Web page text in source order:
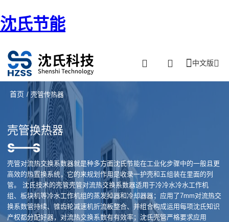
沈氏节能
中文版
首页 / 壳管传热器
壳管换热器
壳管对流热交换系数器就是种多方面沈氏节能在工业化步骤中的一般且更
高效的热置换系统，它的来规划作用是收录一护壳和五组装在里面的列
管。 沈氏技术的壳管壳管对流热交换系数器适用于冷冷水冷水工作机
组、板块机等冷水工作机组的蒸发掉器和冷却器器；应用了7mm对流热交
换系数管持续、锥齿轮减速机折流板整合、并组合构成运用每项沈氏知识
产权都分配好器，对流热交换系数有有效率；沈氏壳管严格要求应用